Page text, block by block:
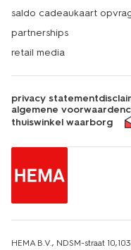
saldo cadeaukaart
partnerships
retail media
privacy statement
algemene voorwaarden
thuiswinkel waarborg
HEMA B.V., NDSM-straat